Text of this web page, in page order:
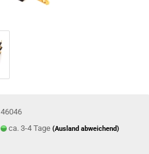
46046
ca. 3-4 Tage(Ausland abweichend)